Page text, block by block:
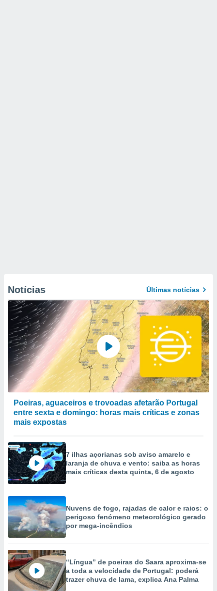
Notícias Últimas notícias
Poeiras, aguaceiros e trovoadas afetarão Portugal
entre sexta e domingo: horas mais críticas e zonas
mais expostas
7 ilhas açorianas sob aviso amarelo e
laranja de chuva e vento: saiba as horas
mais críticas desta quinta, 6 de agosto
Nuvens de fogo, rajadas de calor e raios: o
perigoso fenómeno meteorológico gerado
por mega-incêndios
“Língua” de poeiras do Saara aproxima-se
a toda a velocidade de Portugal: poderá
trazer chuva de lama, explica Ana Palma